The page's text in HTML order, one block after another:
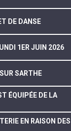
DE DANSE
1ER JUIN 2026
SARTHE
ÉQUIPÉE DE LA
EN RAISON DES